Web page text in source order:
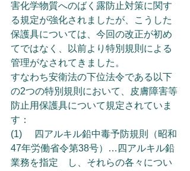
害化学物質へのばく露防止対策に関す
る規定が強化されましたが、こうした
保護具については、今回の改正が初め
てではなく、以前より特別規則による
管理がなされてきました。
すなわち安衛法の下位法令である以下
の2つの特別規則において、皮膚障害等
防止用保護具について規定されていま
す：
(1)	四アルキル鉛中毒予防規則（昭和
47年労働省令第38号）…四アルキル鉛
業務を指定　し、それらの各々につい